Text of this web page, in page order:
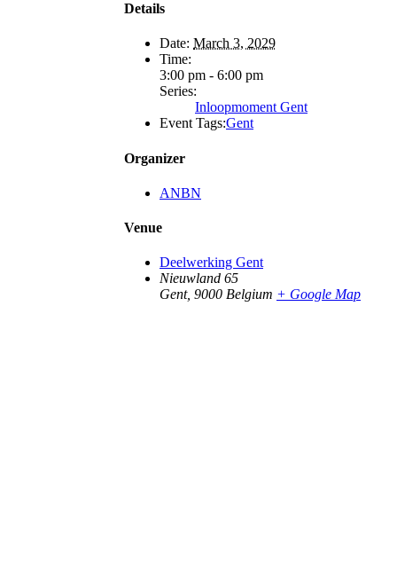
Details
Date: March 3, 2029
Time:
3:00 pm - 6:00 pm
Series:
Inloopmoment Gent
Event Tags:Gent
Organizer
ANBN
Venue
Deelwerking Gent
Nieuwland 65
Gent, 9000 Belgium + Google Map